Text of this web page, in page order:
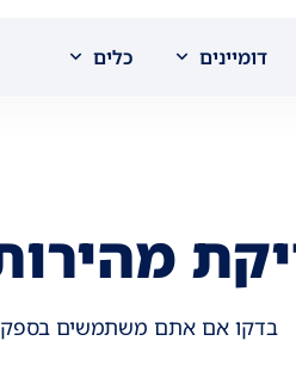
דומיינים כלים
בדקו אם אתם משתמשים בספק